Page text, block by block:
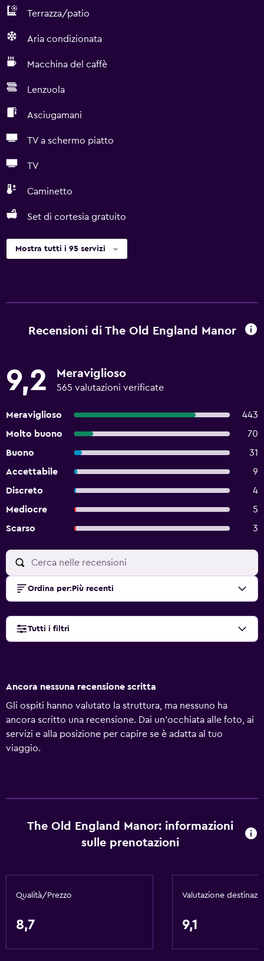
Terrazza/patio
Aria condizionata
Macchina del caffè
Lenzuola
Asciugamani
TV a schermo piatto
TV
Caminetto
Set di cortesia gratuito
Mostra tutti i 95 servizi
Recensioni di The Old England Manor
9,2 Meraviglioso
565 valutazioni verificate
Meraviglioso
443
Molto buono
70
Buono
31
Accettabile
9
Discreto
4
Mediocre
5
Scarso
3
Ordina per: Più recenti
Tutti i filtri
Ancora nessuna recensione scritta
Gli ospiti hanno valutato la struttura, ma nessuno ha
ancora scritto una recensione. Dai un'occhiata alle foto, ai
servizi e alla posizione per capire se è adatta al tuo
viaggio.
The Old England Manor: informazioni
sulle prenotazioni
Qualità/Prezzo
8,7
Valutazione
9,1